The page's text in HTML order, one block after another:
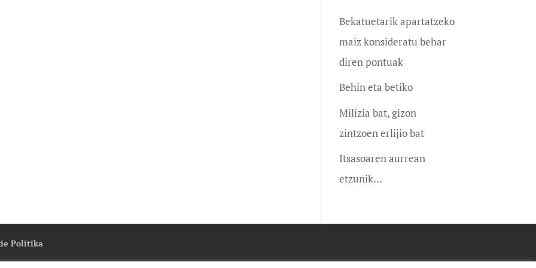
Bekatuetarik apartatzeko
maiz konsideratu behar
diren pontuak
Behin eta betiko
Milizia bat, gizon
zintzoen erlijio bat
Itsasoaren aurrean
etzunik…
Politika